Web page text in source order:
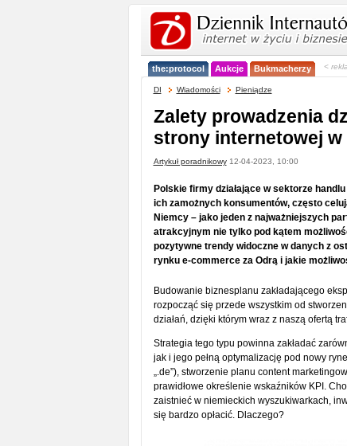
the:protocol Aukcje Bukmacherzy <
DI Wiadomości Pieniądze
Zalety prowadzenia
strony internetowej w
Artykuł poradnikowy12-04-2023, 10:00
Polskie firmy działające w sektorze
ich zamożnych konsumentów, często
Niemcy – jako jeden z najważniejszych
atrakcyjnym nie tylko pod kątem
pozytywne trendy widoczne w danych z
rynku e-commerce za Odrą i jakie
Budowanie biznesplanu zakładającego
rozpocząć się przede wszystkim od
działań, dzięki którym wraz z naszą ofertą
Strategia tego typu powinna zakładać
jak i jego pełną optymalizację pod nowy
„.de”), stworzenie planu content
prawidłowe określenie wskaźników KPI.
zaistnieć w niemieckich wyszukiwarkach,
się bardzo opłacić. Dlaczego?